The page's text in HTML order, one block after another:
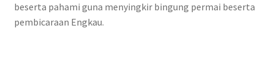
beserta pahami guna menyingkir bingung permai beserta
pembicaraan Engkau.